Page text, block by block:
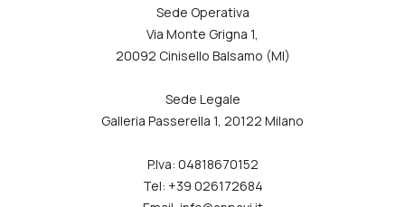
Sede Operativa
Via Monte Grigna 1,
20092 Cinisello Balsamo (MI)
Sede Legale
Galleria Passerella 1, 20122 Milano
P.Iva: 04818670152
Tel: +39 026172684